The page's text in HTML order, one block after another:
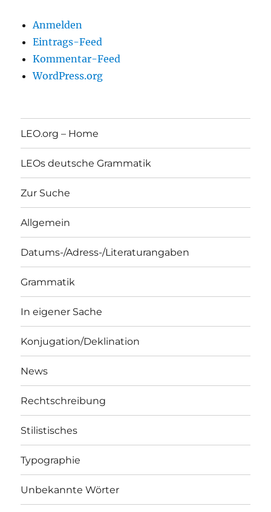
Anmelden
Eintrags-Feed
Kommentar-Feed
WordPress.org
LEO.org – Home
LEOs deutsche Grammatik
Zur Suche
Allgemein
Datums-/Adress-/Literaturangaben
Grammatik
In eigener Sache
Konjugation/Deklination
News
Rechtschreibung
Stilistisches
Typographie
Unbekannte Wörter